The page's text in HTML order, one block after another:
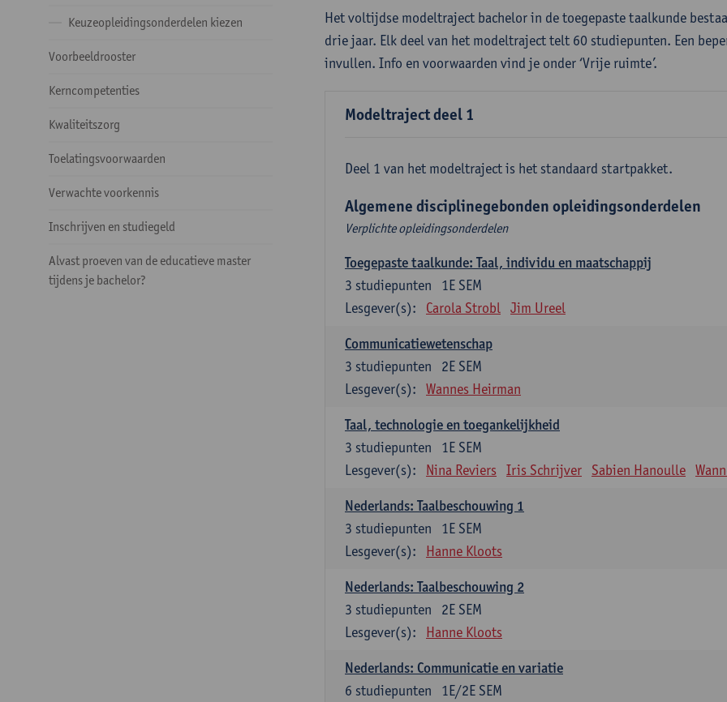
Keuzeopleidingsonderdelen kiezen
Voorbeeldrooster
Kerncompetenties
Kwaliteitszorg
Toelatingsvoorwaarden
Verwachte voorkennis
Inschrijven en studiegeld
Alvast proeven van de educatieve master
tijdens je bachelor?
Het voltijdse modeltraject bachelor in de toegepaste taalkunde
drie jaar. Elk deel van het modeltraject telt 60 studiepunten. Een
invullen. Info en voorwaarden vind je onder ‘Vrije ruimte’.
Modeltraject deel 1
Deel 1 van het modeltraject is het standaard startpakket.
Algemene disciplinegebonden opleidingsonderdelen
Verplichte opleidingsonderdelen
Toegepaste taalkunde: Taal, individu en maatschappij
1E SEM
3 studiepunten
Lesgever(s):
Carola Strobl Jim Ureel
Communicatiewetenschap
2E SEM
3 studiepunten
Lesgever(s):
Wannes Heirman
Taal, technologie en toegankelijkheid
1E SEM
3 studiepunten
Lesgever(s):
Nina Reviers Iris Schrijver Sabien Hanoulle
Nederlands: Taalbeschouwing 1
1E SEM
3 studiepunten
Lesgever(s):
Hanne Kloots
Nederlands: Taalbeschouwing 2
2E SEM
3 studiepunten
Lesgever(s):
Hanne Kloots
Nederlands: Communicatie en variatie
1E/2E SEM
6 studiepunten